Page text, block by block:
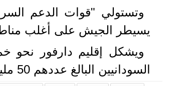
يسيطر الجيش على أغلب مناطق الولايات الـ13 المتبقية بالجنوب والشمال
السودانيين البالغ عددهم 50 مليونا يسكنون في مناطق سيطرة الجيش.